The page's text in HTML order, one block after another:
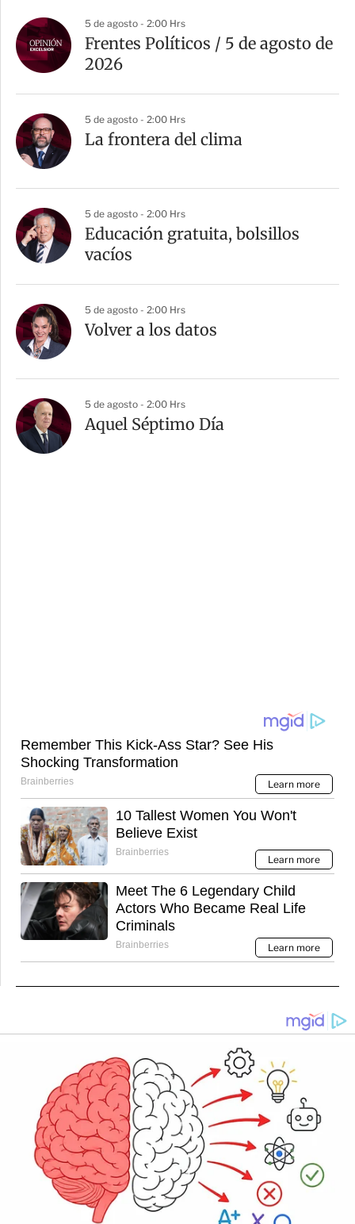
5 de agosto - 2:00 Hrs
Frentes Políticos / 5 de agosto de
2026
5 de agosto - 2:00 Hrs
La frontera del clima
5 de agosto - 2:00 Hrs
Educación gratuita, bolsillos
vacíos
5 de agosto - 2:00 Hrs
Volver a los datos
5 de agosto - 2:00 Hrs
Aquel Séptimo Día